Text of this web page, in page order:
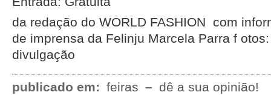
da redação do WORLD FASHION com
de imprensa da Felinju Marcela Parra f
divulgação
publicado em: feiras – dê a sua opinião!